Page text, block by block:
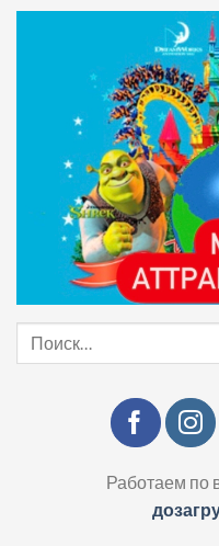
Skip
Искать:
Работаем по